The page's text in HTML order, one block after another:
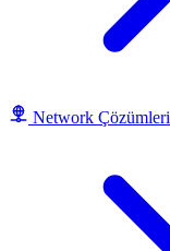
Network Çözümleri